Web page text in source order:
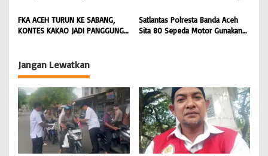
DICARI | BONGKAR ‘Perkara.com
Dipromosikan Menjadi
Koordinator JAM Pidum
Kejaksaan Agung RI |
FKA ACEH TURUN KE SABANG,
KONTES KAKAO JADI PANGGUNG
Satlantas Polresta Banda Aceh
Sita 80 Sepeda Motor Gunakan
Jangan Lewatkan